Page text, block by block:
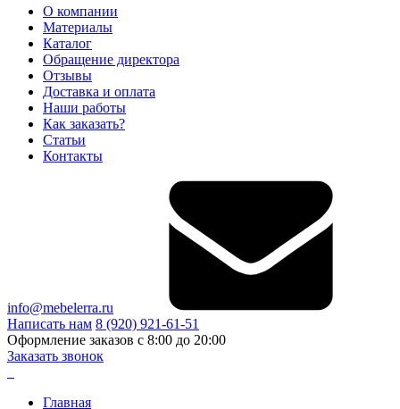
О компании
Материалы
Каталог
Обращение директора
Отзывы
Доставка и оплата
Наши работы
Как заказать?
Статьи
Контакты
info@mebelerra.ru
Написать нам 8 (920) 921-61-51
Оформление заказов с 8:00 до 20:00
Заказать звонок
Главная